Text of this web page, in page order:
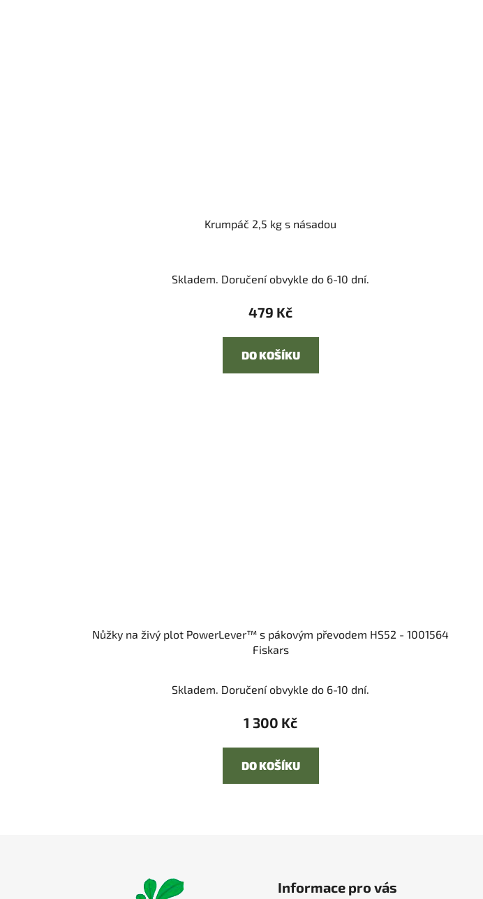
Krumpáč 2,5 kg s násadou
Skladem. Doručení obvykle do 6-10 dní.
479 Kč
DO KOŠÍKU
Nůžky na živý plot PowerLever™ s pákovým převodem HS52 - 1001564
Fiskars
Skladem. Doručení obvykle do 6-10 dní.
1 300 Kč
DO KOŠÍKU
Informace pro vás